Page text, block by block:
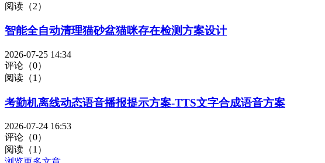
阅读（2）
智能全自动清理猫砂盆猫咪存在检测方案设计
2026-07-25 14:34
评论（0）
阅读（1）
考勤机离线动态语音播报提示方案-TTS文字合成语音方案
2026-07-24 16:53
评论（0）
阅读（1）